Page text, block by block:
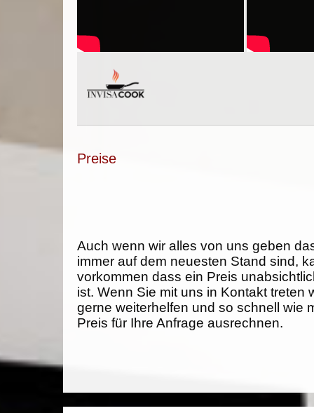
Preise
Auch wenn wir alles von uns geben
immer auf dem neuesten Stand sind,
vorkommen dass ein Preis
ist. Wenn Sie mit uns in Kontakt treten
gerne weiterhelfen und so schnell wie
Preis für Ihre Anfrage ausrechnen.